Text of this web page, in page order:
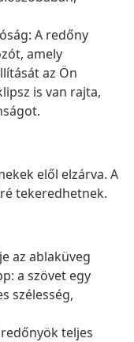
A redőny
amely
az Ön
is van rajta,
elől elzárva. A
tekeredhetnek.
az ablaküveg
a szövet egy
szélesség,
teljes